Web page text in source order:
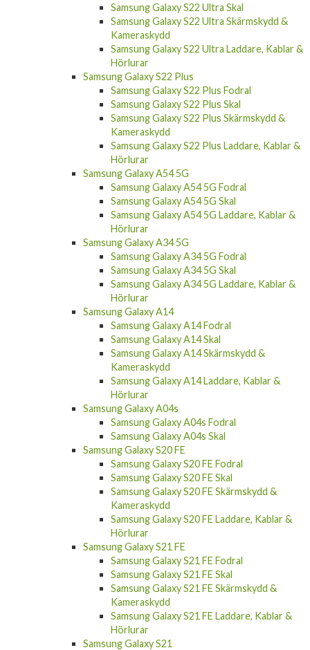
Samsung Galaxy S22 Ultra Skal
Samsung Galaxy S22 Ultra Skärmskydd &
Kameraskydd
Samsung Galaxy S22 Ultra Laddare, Kablar &
Hörlurar
Samsung Galaxy S22 Plus
Samsung Galaxy S22 Plus Fodral
Samsung Galaxy S22 Plus Skal
Samsung Galaxy S22 Plus Skärmskydd &
Kameraskydd
Samsung Galaxy S22 Plus Laddare, Kablar &
Hörlurar
Samsung Galaxy A54 5G
Samsung Galaxy A54 5G Fodral
Samsung Galaxy A54 5G Skal
Samsung Galaxy A54 5G Laddare, Kablar &
Hörlurar
Samsung Galaxy A34 5G
Samsung Galaxy A34 5G Fodral
Samsung Galaxy A34 5G Skal
Samsung Galaxy A34 5G Laddare, Kablar &
Hörlurar
Samsung Galaxy A14
Samsung Galaxy A14 Fodral
Samsung Galaxy A14 Skal
Samsung Galaxy A14 Skärmskydd &
Kameraskydd
Samsung Galaxy A14 Laddare, Kablar &
Hörlurar
Samsung Galaxy A04s
Samsung Galaxy A04s Fodral
Samsung Galaxy A04s Skal
Samsung Galaxy S20 FE
Samsung Galaxy S20 FE Fodral
Samsung Galaxy S20 FE Skal
Samsung Galaxy S20 FE Skärmskydd &
Kameraskydd
Samsung Galaxy S20 FE Laddare, Kablar &
Hörlurar
Samsung Galaxy S21 FE
Samsung Galaxy S21 FE Fodral
Samsung Galaxy S21 FE Skal
Samsung Galaxy S21 FE Skärmskydd &
Kameraskydd
Samsung Galaxy S21 FE Laddare, Kablar &
Hörlurar
Samsung Galaxy S21